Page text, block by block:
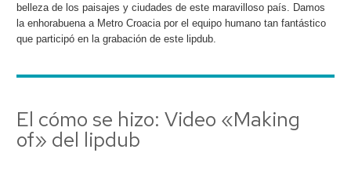
belleza de los paisajes y ciudades de este maravilloso país. Damos
la enhorabuena a Metro Croacia por el equipo humano tan fantástico
que participó en la grabación de este lipdub.
El cómo se hizo: Video «Making
of» del lipdub